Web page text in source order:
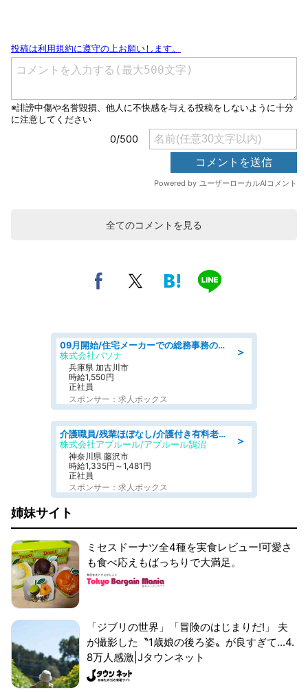
全てのコメントを見る
＞
09月開始/住宅メーカーでの総務事務のお仕事/駅近/車通勤可/一般事務/人事労務
株式会社パソナ
兵庫県 加古川市
時給1,550円
正社員
スポンサー：求人ボックス
＞
介護職員/残業ほぼなし/介護付き有料老人ホームの介護職/夜勤専従
株式会社アプルール/アプルール鵠沼
神奈川県 藤沢市
時給1,335円～1,481円
正社員
スポンサー：求人ボックス
姉妹サイト
ミセスドーナツ全4種を実食レビュー!可愛さ
も食べ応えもばっちりで大満足。
「ジブリの世界」「冒険のはじまりだ!」 夫
が撮影した〝1歳娘の後ろ姿〟が良すぎて...4.
8万人感激|Jタウンネット